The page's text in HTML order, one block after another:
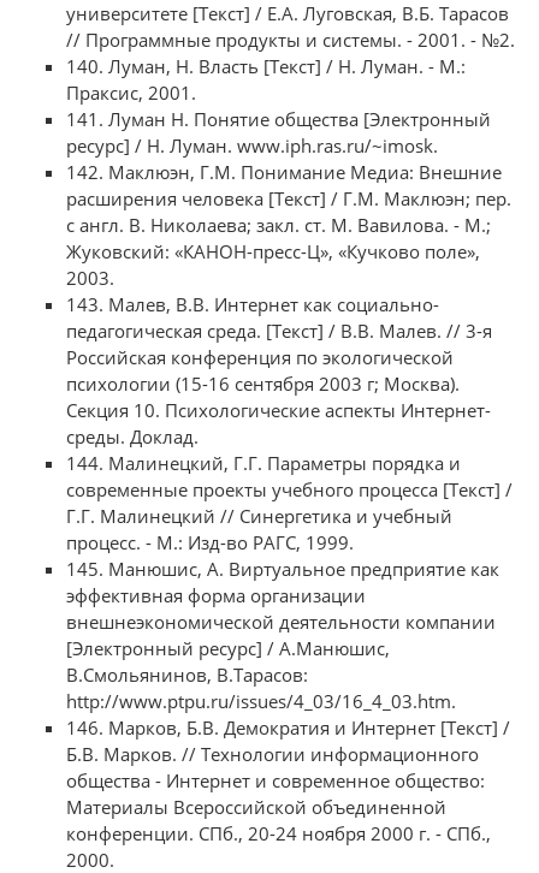
университете [Текст] / Е.А. Луговская, В.Б. Тарасов
// Программные продукты и системы. - 2001. - №2.
140. Луман, Н. Власть [Текст] / Н. Луман. - М.:
Праксис, 2001.
141. Луман Н. Понятие общества [Электронный
ресурс] / Н. Луман. www.iph.ras.ru/~imosk.
142. Маклюэн, Г.M. Понимание Медиа: Внешние
расширения человека [Текст] / Г.M. Маклюэн; пер.
с англ. В. Николаева; закл. ст. М. Вавилова. - М.;
Жуковский: «КАНОН-пресс-Ц», «Кучково поле»,
2003.
143. Малев, В.В. Интернет как социально-
педагогическая среда. [Текст] / В.В. Малев. // 3-я
Российская конференция по экологической
психологии (15-16 сентября 2003 г; Москва).
Секция 10. Психологические аспекты Интернет-
среды. Доклад.
144. Малинецкий, Г.Г. Параметры порядка и
современные проекты учебного процесса [Текст] /
Г.Г. Малинецкий // Синергетика и учебный
процесс. - М.: Изд-во РАГС, 1999.
145. Манюшис, А. Виртуальное предприятие как
эффективная форма организации
внешнеэкономической деятельности компании
[Электронный ресурс] / А.Манюшис,
В.Смольянинов, В.Тарасов:
http://www.ptpu.ru/issues/4_03/16_4_03.htm.
146. Марков, Б.В. Демократия и Интернет [Текст] /
Б.В. Марков. // Технологии информационного
общества - Интернет и современное общество:
Материалы Всероссийской объединенной
конференции. СПб., 20-24 ноября 2000 г. - СПб.,
2000.